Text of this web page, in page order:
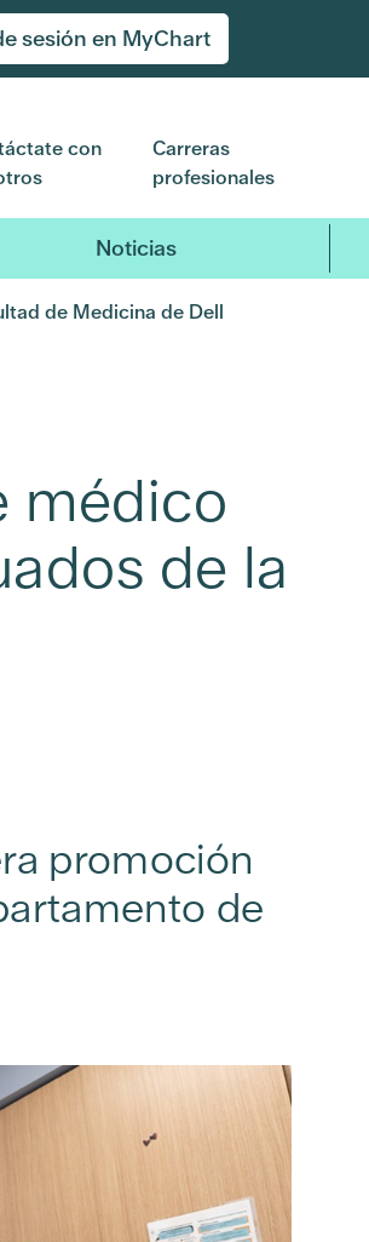
sesión en MyChart
con
Carreras
profesionales
Noticias
de Medicina de Dell
médico
de la
promoción
de